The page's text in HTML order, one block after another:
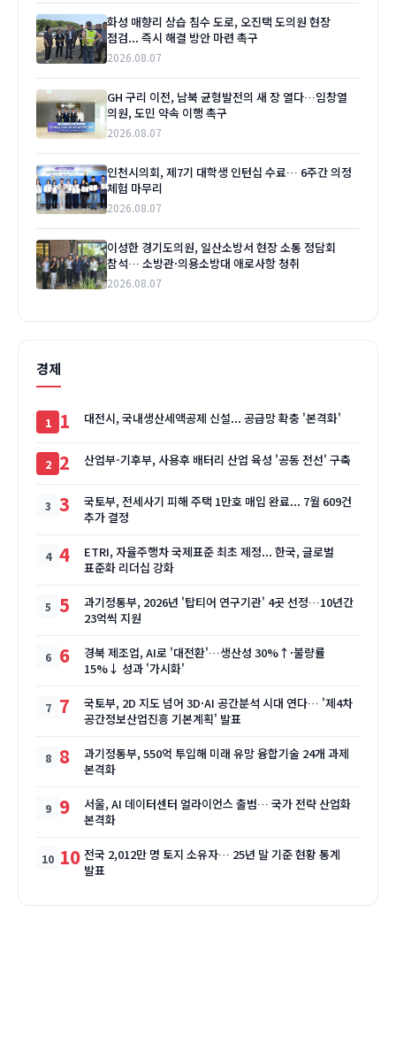
화성 매향리 상습 침수 도로, 오진택 도의원 현장
점검... 즉시 해결 방안 마련 촉구
2026.08.07
GH 구리 이전, 남북 균형발전의 새 장 열다…임창열
의원, 도민 약속 이행 촉구
2026.08.07
인천시의회, 제7기 대학생 인턴십 수료… 6주간 의정
체험 마무리
2026.08.07
이성한 경기도의원, 일산소방서 현장 소통 정담회
참석… 소방관·의용소방대 애로사항 청취
2026.08.07
경제
1 대전시, 국내생산세액공제 신설... 공급망 확충 '본격화'
2 산업부-기후부, 사용후 배터리 산업 육성 '공동 전선' 구축
3
국토부, 전세사기 피해 주택 1만호 매입 완료... 7월 609건
추가 결정
4
ETRI, 자율주행차 국제표준 최초 제정... 한국, 글로벌
표준화 리더십 강화
5
과기정통부, 2026년 '탑티어 연구기관' 4곳 선정…10년간
23억씩 지원
6
경북 제조업, AI로 '대전환'…생산성 30%↑·불량률
15%↓ 성과 '가시화'
7
국토부, 2D 지도 넘어 3D·AI 공간분석 시대 연다… '제4차
공간정보산업진흥 기본계획' 발표
8
과기정통부, 550억 투입해 미래 유망 융합기술 24개 과제
본격화
9
서울, AI 데이터센터 얼라이언스 출범… 국가 전략 산업화
본격화
10 전국 2,012만 명 토지 소유자… 25년 말 기준 현황 통계
발표